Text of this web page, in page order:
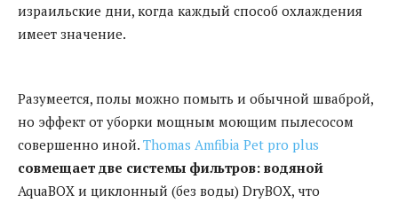
израильские дни, когда каждый способ охлаждения
имеет значение.
Разумеется, полы можно помыть и обычной шваброй,
но эффект от уборки мощным моющим пылесосом
совершенно иной. Thomas Amfibia Pet pro plus
совмещает две системы фильтров: водяной
AquaBOX и циклонный (без воды) DryBOX, что